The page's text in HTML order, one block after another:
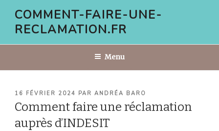
contenu
COMMENT-FAIRE-UNE-
RECLAMATION.FR
Menu
PUBLIÉ
LE
16 FÉVRIER 2024 PAR ANDRÉA BARO
Comment faire une réclamation
auprès d’INDESIT